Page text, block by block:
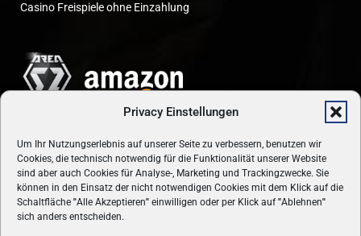
Privacy Einstellungen
Um Ihr Nutzungserlebnis auf unserer Seite zu verbessern, benutzen wir
Cookies, die technisch notwendig für die Funktionalität unserer Website
sind aber auch Cookies für Analyse-, Marketing und Trackingzwecke. Sie
können in den Einsatz der nicht notwendigen Cookies mit dem Klick auf die
Schaltfläche "Alle Akzeptieren" einwilligen oder per Klick auf"Ablehnen"
sich anders entscheiden.
Casino Freispiele ohne Einzahlung